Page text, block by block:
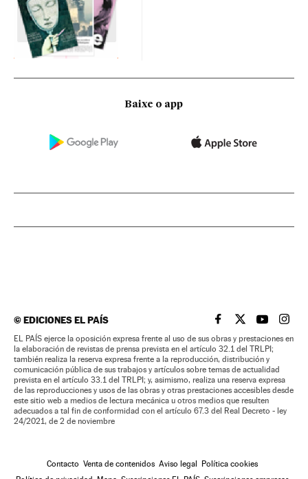
Baixe o app
©EDICIONES EL PAÍS EL PAÍS BRASIL EN
EL PAÍSEL PAÍS
EL
EL PAÍS ejerce la oposición expresa frente al uso de sus obras y prestaciones en
la elaboración de revistas de prensa prevista en el artículo 32.1 del TRLPI;
también realiza la reserva expresa frente a la reproducción, distribución y
comunicación pública de sus trabajos y artículos sobre temas de actualidad
prevista en el artículo 33.1 del TRLPI; y, asimismo, realiza una reserva expresa
de las reproducciones y usos de las obras y otras prestaciones accesibles desde
este sitio web a medios de lectura mecánica u otros medios que resulten
adecuados a tal fin de conformidad con el artículo 67.3 del Real Decreto - ley
24/2021, de 2 de noviembre
Contacto Venta de contenidos Aviso legal
Política cookies